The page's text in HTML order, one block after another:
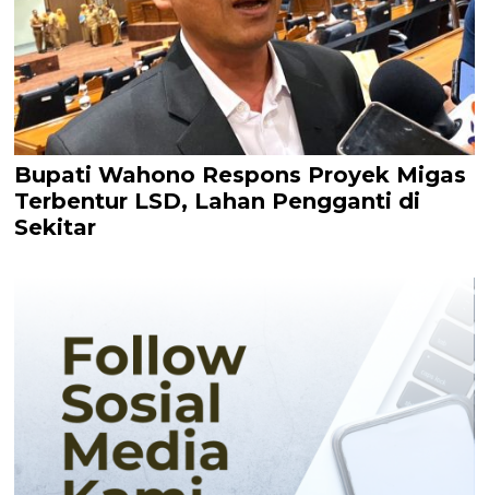
Bupati Wahono Respons Proyek Migas
Terbentur LSD, Lahan Pengganti di
Sekitar